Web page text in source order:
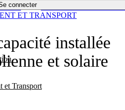
connecter
et Transport
installée
et solaire
ET TRANSPORT